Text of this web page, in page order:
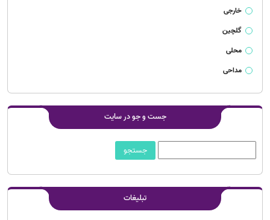
خارجی
گلچین
محلی
مداحی
جست و جو در سایت
تبلیغات